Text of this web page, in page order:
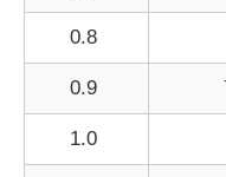
0.8
0.9
1.0